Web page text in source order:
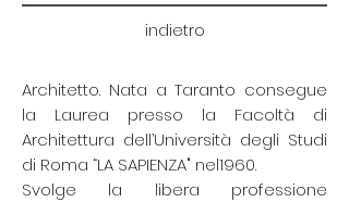
indietro
Architetto. Nata a Taranto consegue
la Laurea presso la Facoltà di
Architettura dell’Università degli Studi
di Roma “LA SAPIENZA" nel1960.
Svolge la libera professione